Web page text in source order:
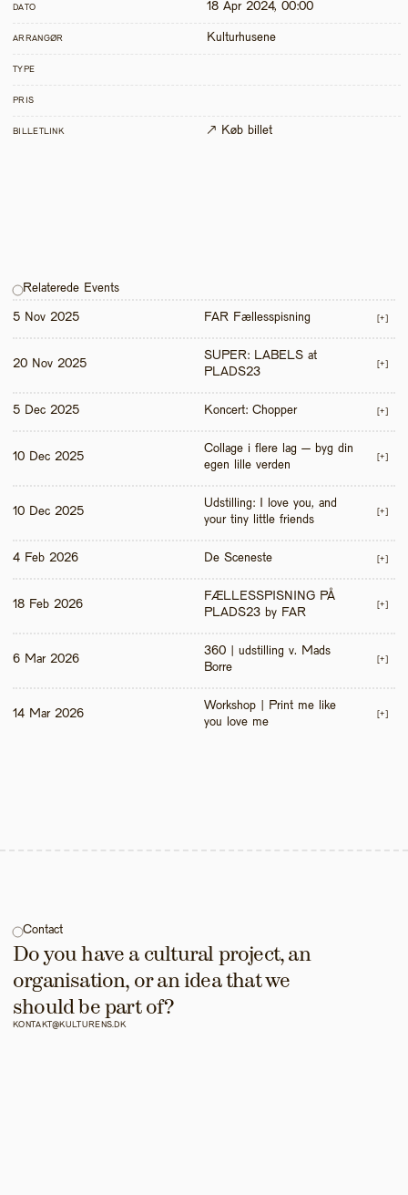
DATO 18 Apr 2024, 00:00
ARRANGØR Kulturhusene
TYPE
PRIS
BILLETLINK ↗ Køb billet
Relaterede Events
5 Nov 2025 FAR Fællesspisning [+]
20 Nov 2025
SUPER: LABELS at
PLADS23
[+]
5 Dec 2025 Koncert: Chopper [+]
10 Dec 2025
Collage i flere lag – byg din
egen lille verden
[+]
10 Dec 2025
Udstilling: I love you, and
your tiny little friends
[+]
4 Feb 2026 De Sceneste [+]
18 Feb 2026
FÆLLESSPISNING PÅ
PLADS23 by FAR
[+]
6 Mar 2026
360 | udstilling v. Mads
Borre
[+]
14 Mar 2026
Workshop | Print me like
you love me
[+]
Contact
Do you have a cultural project, an
organisation, or an idea that we
should be part of?
KONTAKT@KULTURENS.DK